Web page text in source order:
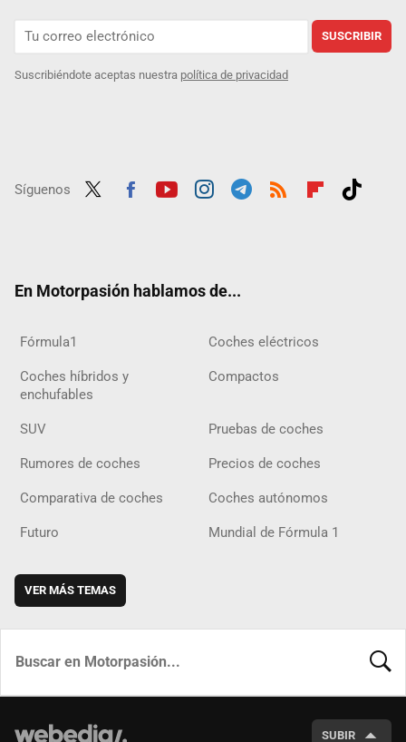
SUSCRIBIR
Suscribiéndote aceptas nuestra política de privacidad
Síguenos
En Motorpasión hablamos de...
Fórmula1 Coches eléctricos
Coches híbridos y
enchufables
Compactos
SUV Pruebas de coches
Rumores de coches Precios de coches
Comparativa de coches Coches autónomos
Futuro Mundial de Fórmula 1
VER MÁS TEMAS
SUBIR